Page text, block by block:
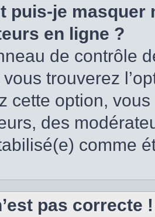
puis-je masquer
en ligne ?
de contrôle
trouverez
cette option,
des
comme
pas correcte !